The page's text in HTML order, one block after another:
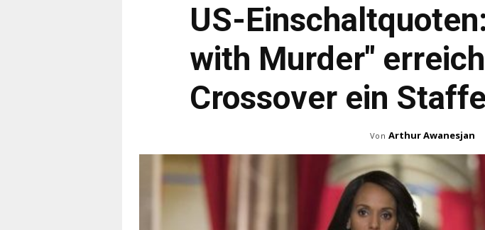
US-
with Murder"
Crossover ein
Von Arthur Awanesjan